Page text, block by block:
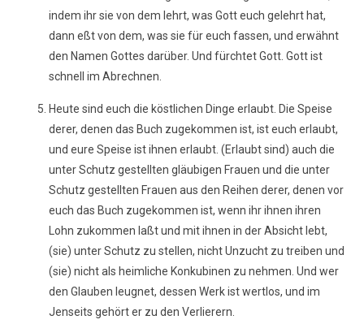
indem ihr sie von dem lehrt, was Gott euch gelehrt hat,
dann eßt von dem, was sie für euch fassen, und erwähnt
den Namen Gottes darüber. Und fürchtet Gott. Gott ist
schnell im Abrechnen.
Heute sind euch die köstlichen Dinge erlaubt. Die Speise
derer, denen das Buch zugekommen ist, ist euch erlaubt,
und eure Speise ist ihnen erlaubt. (Erlaubt sind) auch die
unter Schutz gestellten gläubigen Frauen und die unter
Schutz gestellten Frauen aus den Reihen derer, denen vor
euch das Buch zugekommen ist, wenn ihr ihnen ihren
Lohn zukommen laßt und mit ihnen in der Absicht lebt,
(sie) unter Schutz zu stellen, nicht Unzucht zu treiben und
(sie) nicht als heimliche Konkubinen zu nehmen. Und wer
den Glauben leugnet, dessen Werk ist wertlos, und im
Jenseits gehört er zu den Verlierern.